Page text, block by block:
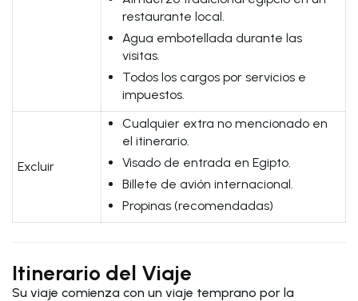
restaurante local.
Agua embotellada durante las
visitas.
Todos los cargos por servicios e
impuestos.
Excluir
Cualquier extra no mencionado en
el itinerario.
Visado de entrada en Egipto.
Billete de avión internacional.
Propinas (recomendadas)
Itinerario del Viaje
Su viaje comienza con un viaje temprano por la